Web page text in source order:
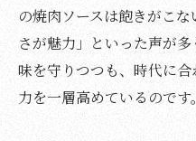
の焼肉ソースは飽きがこ
さが魅力」といった声が
味を守りつつも、時代に
力を一層高めているのです。